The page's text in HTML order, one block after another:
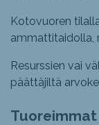
Kotovuoren
ammattitaidolla,
Resurssien vai
päättäjiltä